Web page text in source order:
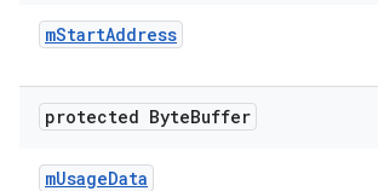
mStartAddress
protected ByteBuffer
mUsageData